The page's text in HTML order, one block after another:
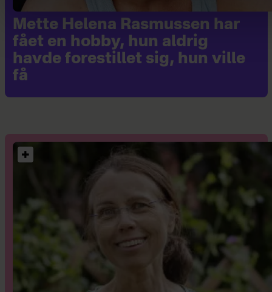
Mette Helena Rasmussen har
fået en hobby, hun aldrig
havde forestillet sig, hun ville
få